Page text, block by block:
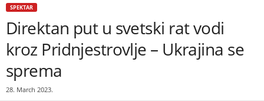
SPEKTAR
Direktan put u svetski rat vodi
kroz Pridnjestrovlje – Ukrajina se
sprema
28. March 2023.